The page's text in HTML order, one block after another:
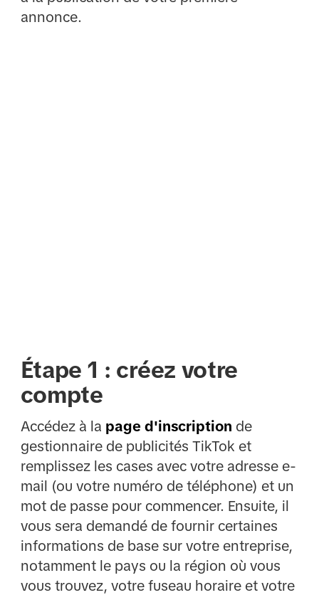
annonce.
Étape 1 : créez votre
compte
Accédez à la page d'inscription de
gestionnaire de publicités TikTok et
remplissez les cases avec votre adresse e-
mail (ou votre numéro de téléphone) et un
mot de passe pour commencer. Ensuite, il
vous sera demandé de fournir certaines
informations de base sur votre entreprise,
notamment le pays ou la région où vous
vous trouvez, votre fuseau horaire et votre